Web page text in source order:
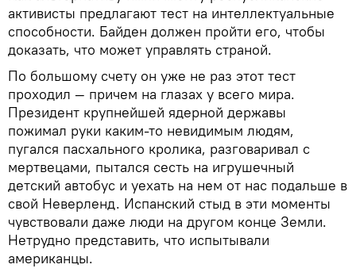
активисты предлагают тест на интеллектуальные
способности. Байден должен пройти его, чтобы
доказать, что может управлять страной.
По большому счету он уже не раз этот тест
проходил — причем на глазах у всего мира.
Президент крупнейшей ядерной державы
пожимал руки каким-то невидимым людям,
пугался пасхального кролика, разговаривал с
мертвецами, пытался сесть на игрушечный
детский автобус и уехать на нем от нас подальше в
свой Неверленд. Испанский стыд в эти моменты
чувствовали даже люди на другом конце Земли.
Нетрудно представить, что испытывали
американцы.